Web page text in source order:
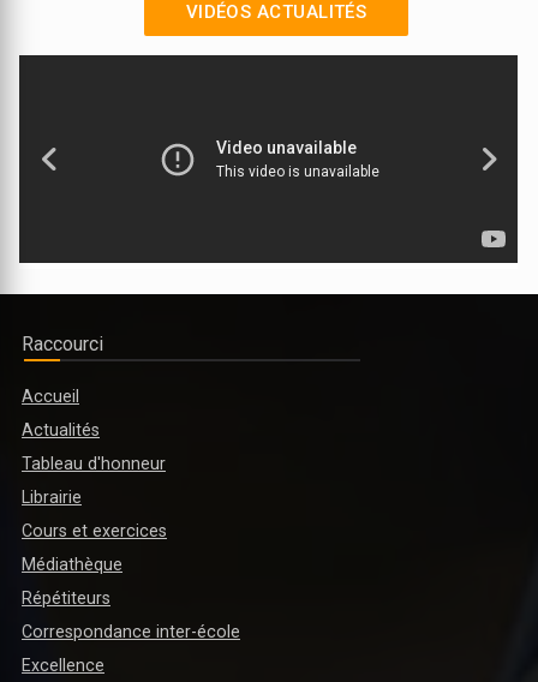
SCIENTIFIQUE : PLUSIEURS RÉFORMES PRÉVUES POUR L'ANNÉE
ACADÉMIQUE 2025-2026
VIDÉOS ACTUALITÉS
Raccourci
Accueil
Actualités
Tableau d'honneur
Librairie
Cours et exercices
Médiathèque
Répétiteurs
Correspondance inter-école
Excellence